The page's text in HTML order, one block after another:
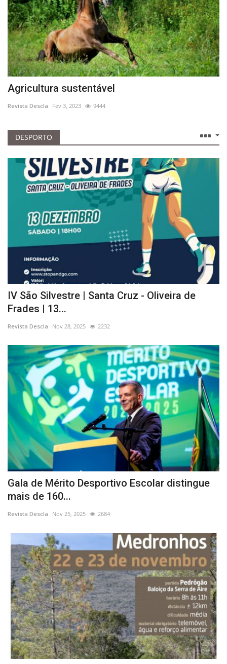
Agricultura sustentável
Revista Descla Fev 3, 2023 9444
DESPORTO
IV São Silvestre | Santa Cruz - Oliveira de
Frades | 13...
Revista Descla Nov 28, 2025 2232
Gala de Mérito Desportivo Escolar distingue
mais de 160...
Revista Descla Nov 25, 2025 2684